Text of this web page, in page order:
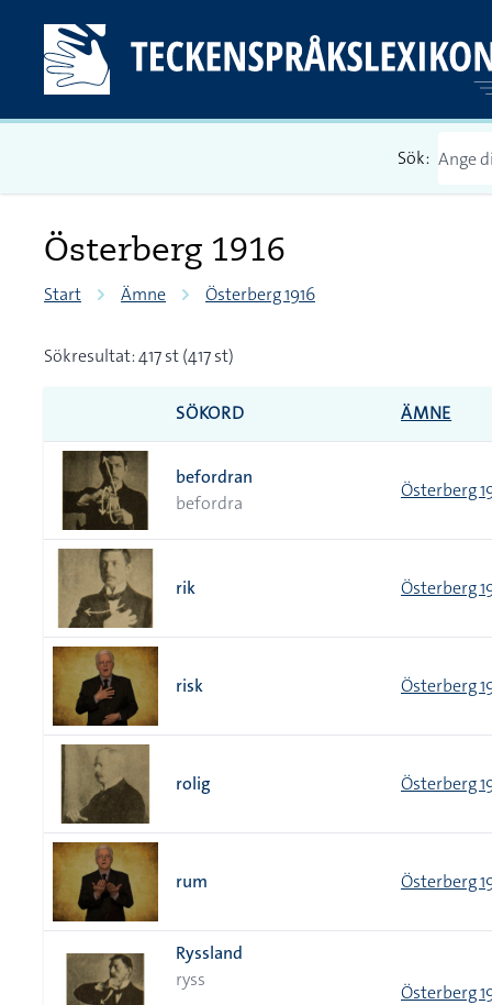
Sök:
Österberg 1916
Start Ämne Österberg 1916
Sökresultat: 417 st (417 st)
SÖKORD ÄMNE
befordran
befordra
Österberg
rik Österberg
risk Österberg
rolig Österberg
rum Österberg
Ryssland
ryss
Österberg